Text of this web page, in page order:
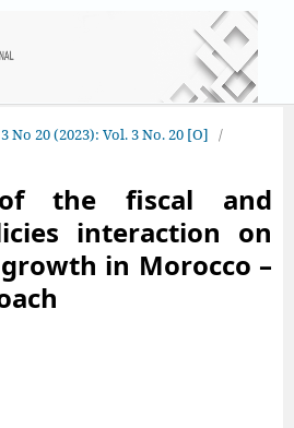
No 20 (2023): Vol. 3 No. 20 [O] /
the fiscal and
interaction on
in Morocco –